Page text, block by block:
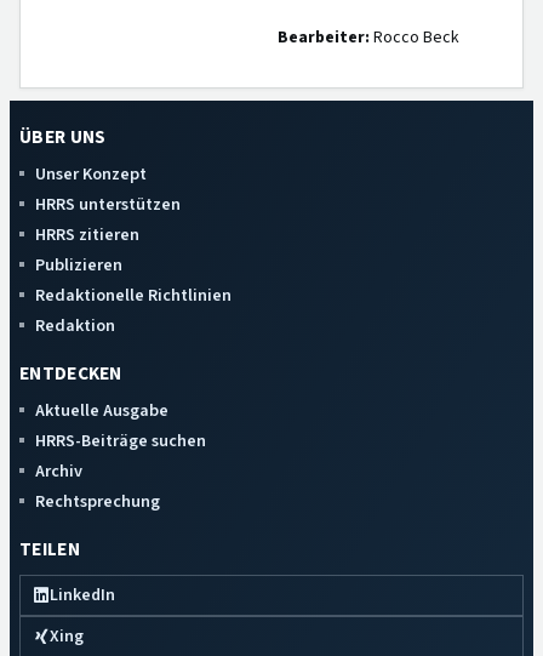
Bearbeiter: Rocco Beck
ÜBER UNS
Unser Konzept
HRRS unterstützen
HRRS zitieren
Publizieren
Redaktionelle Richtlinien
Redaktion
ENTDECKEN
Aktuelle Ausgabe
HRRS-Beiträge suchen
Archiv
Rechtsprechung
TEILEN
LinkedIn
Xing